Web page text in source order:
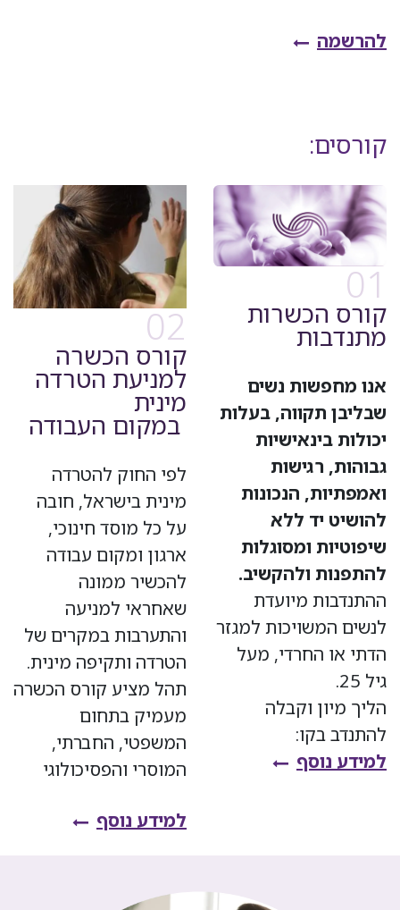
להרשמה
קורסים:
01
קורס הכשרות
מתנדבות
אנו מחפשות נשים
שבליבן תקווה, בעלות
יכולות בינאישיות
גבוהות, רגישות
ואמפתיות, הנכונות
להושיט יד ללא
שיפוטיות ומסוגלות
להתפנות ולהקשיב.
ההתנדבות מיועדת
לנשים המשויכות למגזר
הדתי או החרדי, מעל
גיל 25.
הליך מיון וקבלה
להתנדב בקו:
למידע נוסף
02
קורס הכשרה
למניעת הטרדה
מינית
במקום העבודה
לפי החוק להטרדה
מינית בישראל, חובה
על כל מוסד חינוכי,
ארגון ומקום עבודה
להכשיר ממונה
שאחראי למניעה
והתערבות במקרים של
הטרדה ותקיפה מינית.
תהל מציע קורס הכשרה
מעמיק בתחום
המשפטי, החברתי,
המוסרי והפסיכולוגי
למידע נוסף